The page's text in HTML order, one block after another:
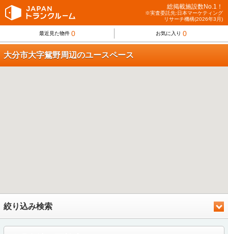
総掲載施設数No.1！
※実査委託先:日本マーケティング
リサーチ機構(2026年3月)
最近見た物件 0 お気に入り 0
大分市大字鴛野周辺のユースペース
絞り込み検索